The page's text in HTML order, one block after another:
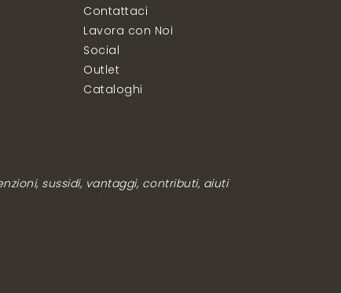
Contattaci
Lavora con Noi
Social
Outlet
Cataloghi
sussidi, vantaggi, contributi, aiuti